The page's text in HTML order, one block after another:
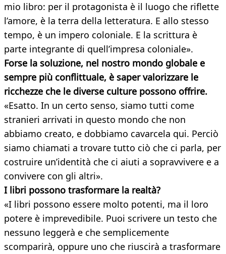
mio libro: per il protagonista è il luogo che riflette
l’amore, è la terra della letteratura. E allo stesso
tempo, è un impero coloniale. E la scrittura è
parte integrante di quell’impresa coloniale».
Forse la soluzione, nel nostro mondo globale e
sempre più conflittuale, è saper valorizzare le
ricchezze che le diverse culture possono offrire.
«Esatto. In un certo senso, siamo tutti come
stranieri arrivati in questo mondo che non
abbiamo creato, e dobbiamo cavarcela qui. Perciò
siamo chiamati a trovare tutto ciò che ci parla, per
costruire un’identità che ci aiuti a sopravvivere e a
convivere con gli altri».
I libri possono trasformare la realtà?
«I libri possono essere molto potenti, ma il loro
potere è imprevedibile. Puoi scrivere un testo che
nessuno leggerà e che semplicemente
scomparirà, oppure uno che riuscirà a trasformare